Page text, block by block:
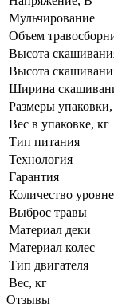
Мульчирование
Объем
Высота
Высота
Ширина
Размеры
Вес в упаковке, кг
Тип питания
Технология
Гарантия
Количество
Выброс травы
Материал деки
Материал колес
Тип двигателя
Вес, кг
Отзывы